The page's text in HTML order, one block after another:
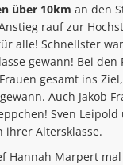
über 10km an den
rauf zur
alle! Schnellster
gewann! Bei den
gesamt ins
Auch Jakob
Sven Leipold
ihrer Altersklasse.
Hannah Marpert